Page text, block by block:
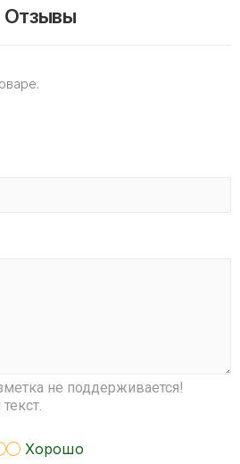
Отзывы
не поддерживается!
Хорошо